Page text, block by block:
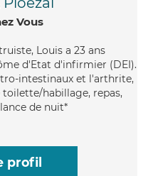
Vous
Louis a 23 ans
d'Etat d'infirmier (DEI).
intestinaux et l'arthrite,
toilette/habillage, repas,
de nuit*
profil